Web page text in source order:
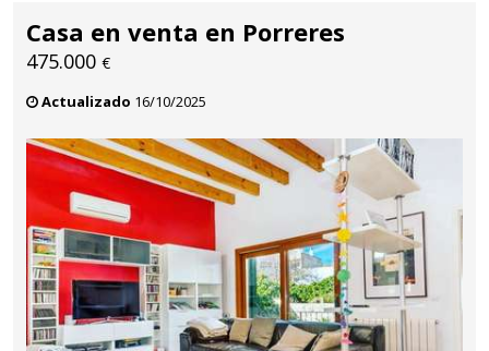
Casa en venta en Porreres
475.000 €
Actualizado 16/10/2025